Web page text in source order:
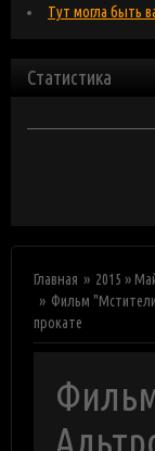
Тут могла быть
Статистика
Главная 2015 »
Фильм
прокате